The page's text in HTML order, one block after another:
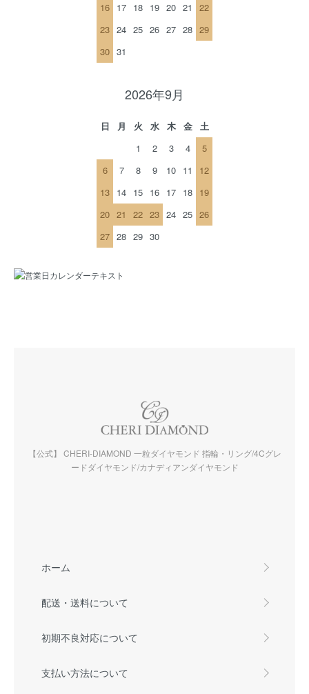
16 17 18 19 20 21
22
23 24 25 26 27 28 29
30 31
2026年9月
日 月 火 水 木 金
土
1
2 3 4
5
6
7 8 9 10 11
12
13 14 15 16 17 18 19
20 21 22 23 24 25 26
27 28 29 30
【公式】 CHERI-DIAMOND 一粒ダイヤモンド 指輪・リング/4Cグレ
ードダイヤモンド/カナディアンダイヤモンド
ホーム
配送・送料について
初期不良対応について
支払い方法について